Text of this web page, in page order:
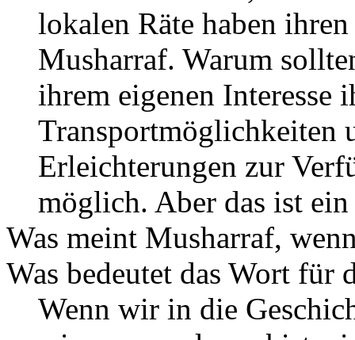
lokalen Räte haben
Musharraf. Warum
ihrem eigenen Interesse
Transportmöglichkeiten
Erleichterungen zur
möglich. Aber das ist ein
Was meint Musharraf,
Was bedeutet das Wort für
Wenn wir in die